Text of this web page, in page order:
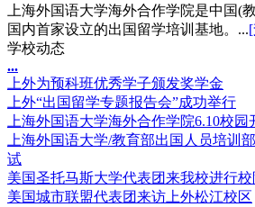
上海外国语大学海外合作学院是中国(
国内首家设立的出国留学培训基地。...
学校动态
...
上外为预科班优秀学子颁发奖学金
上外“出国留学专题报告会”成功举行
上海外国语大学海外合作学院6.10校园
上海外国语大学/教育部出国人员培训
试
美国圣托马斯大学代表团来我校进行
美国城市联盟代表团来访上外松江校区